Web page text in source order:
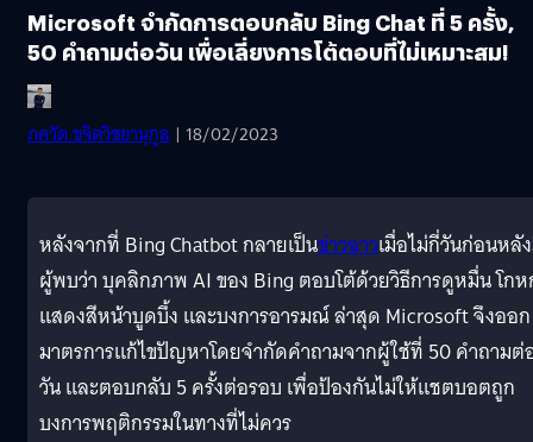
Microsoft จำกัดการตอบกลับ Bing Chat ที่ 5 ครั้ง,
50 คำถามต่อวัน เพื่อเลี่ยงการโต้ตอบที่ไม่เหมาะสม!
ภควัต ขจิตวิชยานุกูล | 18/02/2023
หลังจากที่ Bing Chatbot กลายเป็นข่าวฉาวเมื่อไม่กี่วันก่อนหลั
ผู้พบว่า บุคลิกภาพ AI ของ Bing ตอบโต้ด้วยวิธีการดูหมื่น โก
แสดงสีหน้าบูดบึ้ง และบงการอารมณ์ ล่าสุด Microsoft จึงออก
มาตรการแก้ไขปัญหาโดยจำกัดคำถามจากผู้ใช้ที่ 50 คำถามต่
วัน และตอบกลับ 5 ครั้งต่อรอบ เพื่อป้องกันไม่ให้แชตบอตถูก
บงการพฤติกรรมในทางที่ไม่ควร